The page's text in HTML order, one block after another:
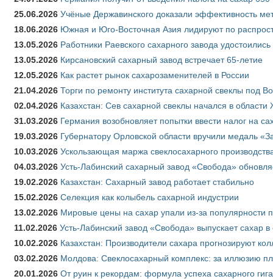
25.06.2026 Учёные Державинского доказали эффективность
18.06.2026 Южная и Юго-Восточная Азия лидируют по
13.05.2026 Работники Раевского сахарного завода удостоились
13.05.2026 Кирсановский сахарный завод встречает 65-летие
12.05.2026 Как растет рынок сахарозаменителей в России
21.04.2026 Торги по ремонту института сахарной свеклы под
02.04.2026 Казахстан: Сев сахарной свеклы начался в области
31.03.2026 Германия возобновляет попытки ввести налог на
19.03.2026 Губернатору Орловской области вручили медаль
10.03.2026 Ускользающая маржа свеклосахарного
04.03.2026 Усть-Лабинский сахарный завод «Свобода»
19.02.2026 Казахстан: Сахарный завод работает стабильно
15.02.2026 Селекция как колыбель сахарной индустрии
13.02.2026 Мировые цены на сахар упали из-за популярности
11.02.2026 Усть-Лабинский завод «Свобода» выпускает сахар в
10.02.2026 Казахстан: Производители сахара прогнозируют
03.02.2026 Молдова: Свеклосахарный комплекс: за иллюзию
20.01.2026 От руин к рекордам: формула успеха сахарного